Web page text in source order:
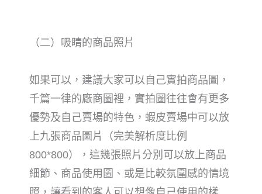
（二）吸睛的商品照片
如果可以，建議大家可以自己實拍商品圖，
千篇一律的廠商圖裡，實拍圖往往會有更多
優勢及 自己賣場的特色，蝦皮賣場中可以放
上九張商品圖片（完美解析度比例
800*800），這幾張照片分別可以放上商品
細節、商品使用圖、或是比較氛圍感的情境